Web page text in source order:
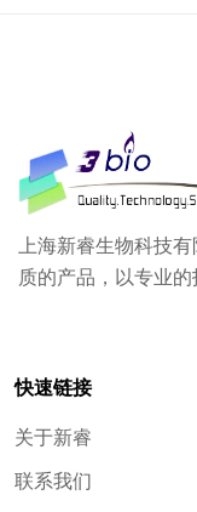
上海新睿生物科技
质的产品，以专业的
快速链接
关于新睿
联系我们